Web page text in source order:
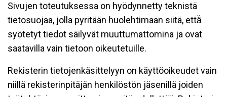
Sivujen toteutuksessa on hyödynnetty teknistä
tietosuojaa, jolla pyritään huolehtimaan siitä, että̈
syötetyt tiedot säilyvät muuttumattomina ja ovat
saatavilla vain tietoon oikeutetuille.
Rekisterin tietojenkäsittelyyn on käyttöoikeudet vain
niillä rekisterinpitäjän henkilöstön jäsenillä joiden